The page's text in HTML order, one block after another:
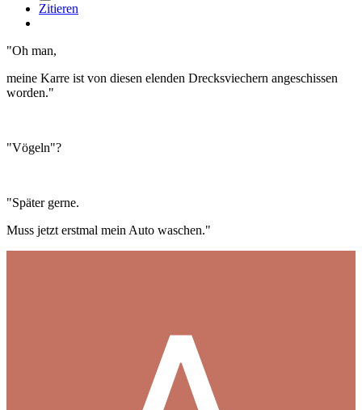
Zitieren
"Oh man,
meine Karre ist von diesen elenden Drecksviechern angeschissen
worden."
"Vögeln"?
"Später gerne.
Muss jetzt erstmal mein Auto waschen."